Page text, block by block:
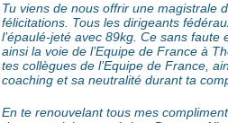
Tu viens de nous offrir une magistrale
félicitations. Tous les dirigeants
l’épaulé-jeté avec 89kg. Ce sans
ainsi la voie de l’Equipe de France à
tes collègues de l’Equipe de France,
coaching et sa neutralité durant ta
En te renouvelant tous mes